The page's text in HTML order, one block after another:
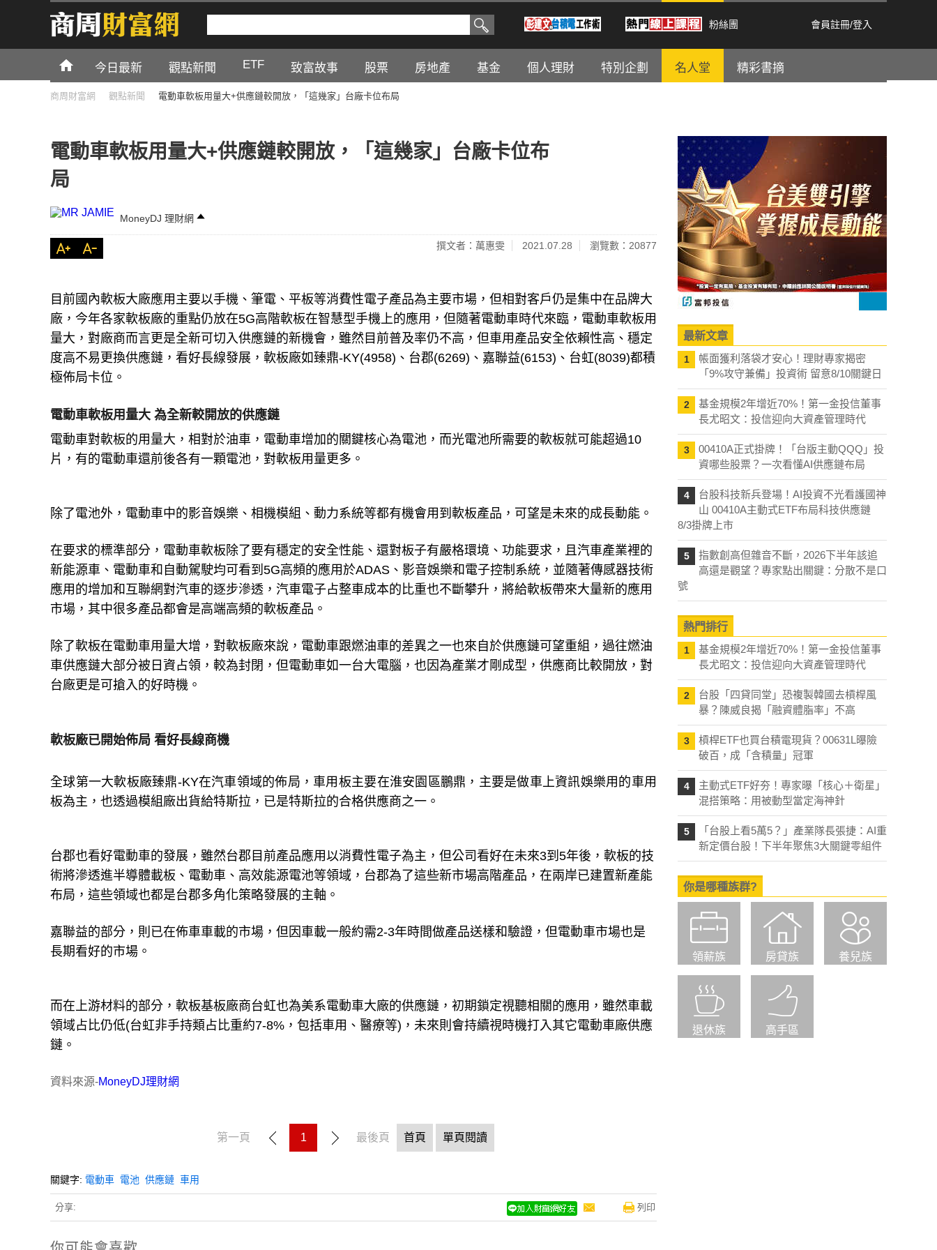
粉絲團 會員註冊/登入
今日最新 觀點新聞 ETF 致富故事 股票 房地產 基金 個人理財 特別企劃 名人堂 精彩書摘
商周財富網 觀點新聞 電動車軟板用量大+供應鏈較開放，「這幾家」台廠卡位布局
電動車軟板用量大+供應鏈較開放，「這幾家」台廠卡位布
局
MoneyDJ 理財網
撰文者：萬惠雯 2021.07.28 瀏覽數：20877
目前國內軟板大廠應用主要以手機、筆電、平板等消費性電子產品為主要市場，但相對客戶仍是集中在品牌大
廠，今年各家軟板廠的重點仍放在5G高階軟板在智慧型手機上的應用，但隨著電動車時代來臨，電動車軟板用
量大，對廠商而言更是全新可切入供應鏈的新機會，雖然目前普及率仍不高，但車用產品安全依賴性高、穩定
度高不易更換供應鏈，看好長線發展，軟板廠如臻鼎-KY(4958) 、台郡(6269) 、嘉聯益(6153) 、台虹(8039)都積
極佈局卡位。
電動車軟板用量大 為全新較開放的供應鏈
電動車對軟板的用量大，相對於油車，電動車增加的關鍵核心為電池，而光電池所需要的軟板就可能超過10
片，有的電動車還前後各有一顆電池，對軟板用量更多。
除了電池外，電動車中的影音娛樂、相機模組、動力系統等都有機會用到軟板產品，可望是未來的成長動能。
在要求的標準部分，電動車軟板除了要有穩定的安全性能、還對板子有嚴格環境、功能要求，且汽車產業裡的
新能源車、電動車和自動駕駛均可看到 5G高頻的應用於ADAS 、影音娛樂和電子控制系統，並隨著傳感器技術
應用的增加和互聯網對汽車的逐步滲透，汽車電子占整車成本的比重也不斷攀升，將給軟板帶來大量新的應用
市場，其中很多產品都會是高端高頻的軟板產品。
除了軟板在電動車用量大增，對軟板廠來說，電動車跟燃油車的差異之一也來自於供應鏈可望重組，過往燃油
車供應鏈大部分被日資占領，較為封閉，但電動車如一台大電腦，也因為產業才剛成型，供應商比較開放，對
台廠更是可搶入的好時機。
軟板廠已開始佈局 看好長線商機
全球第一大軟板廠臻鼎-KY在汽車領域的佈局，車用板主要在淮安園區鵬鼎，主要是做車上資訊娛樂用的車用
板為主，也透過模組廠出貨給特斯拉，已是特斯拉的合格供應商之一。
台郡也看好電動車的發展，雖然台郡目前產品應用以消費性電子為主，但公司看好在未來3到 5年後，軟板的技
術將滲透進半導體載板、電動車、高效能源電池等領域，台郡為了這些新市場高階產品，在兩岸已建置新產能
布局，這些領域也都是台郡多角化策略發展的主軸。
嘉聯益的部分，則已在佈車車載的市場，但因車載一般約需2-3年時間做產品送樣和驗證，但電動車市場也是
長期看好的市場。
而在上游材料的部分，軟板基板廠商台虹也為美系電動車大廠的供應鏈，初期鎖定視聽相關的應用，雖然車載
領域占比仍低(台虹非手持類占比重約7-8% ，包括車用、醫療等) ，未來則會持續視時機打入其它電動車廠供應
鏈。
資料來源-MoneyDJ理財網
第一頁 1 最後頁 首頁 單頁閱讀
關鍵字: 電動車 電池 供應鏈 車用
分享: 列印
最新文章
1
帳面獲利落袋才安心！理財專家揭密
「9%攻守兼備」投資術 留意8/10關鍵日
2
基金規模2年增近70%！第一金投信董事
長尤昭文：投信迎向大資產管理時代
3
00410A正式掛牌！「台版主動QQQ」投
資哪些股票？一次看懂AI供應鏈布局
4
台股科技新兵登場！AI投資不光看護國神
山 00410A主動式ETF布局科技供應鏈
8/3掛牌上市
5
指數創高但雜音不斷，2026下半年該追
高還是觀望？專家點出關鍵：分散不是口
號
熱門排行
1
基金規模2年增近70%！第一金投信董事
長尤昭文：投信迎向大資產管理時代
2
台股「四貸同堂」恐複製韓國去槓桿風
暴？陳威良揭「融資體脂率」不高
3
槓桿ETF也買台積電現貨？00631L曝險
破百，成「含積量」冠軍
4
主動式ETF好夯！專家曝「核心＋衛星」
混搭策略：用被動型當定海神針
5
「台股上看5萬5？」產業隊長張捷：AI重
新定價台股！下半年聚焦3大關鍵零組件
你是哪種族群?
領薪族 房貸族 養兒族
退休族 高手區